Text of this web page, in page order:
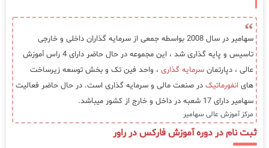
سهامیر در سال 2008 بواسطه جمعی از سرمایه گذاران داخلی و خارجی
تاسیس و پایه گذاری شد ، این مجموعه در حال حاضر دارای 4 راس آموزش
عالی ، دپارتمان سرمایه گذاری ، واحد فین تک و بخش توسعه زیرساخت
های انفورماتیک در صنعت مالی و سرمایه گذاری است. در حال حاضر فعالیت
سهامیر دارای 17 شعبه در داخل و خارج از کشور میباشد.
مرکز آموزش عالی سهامیر
ثبت نام در دوره آموزش فارکس در راور